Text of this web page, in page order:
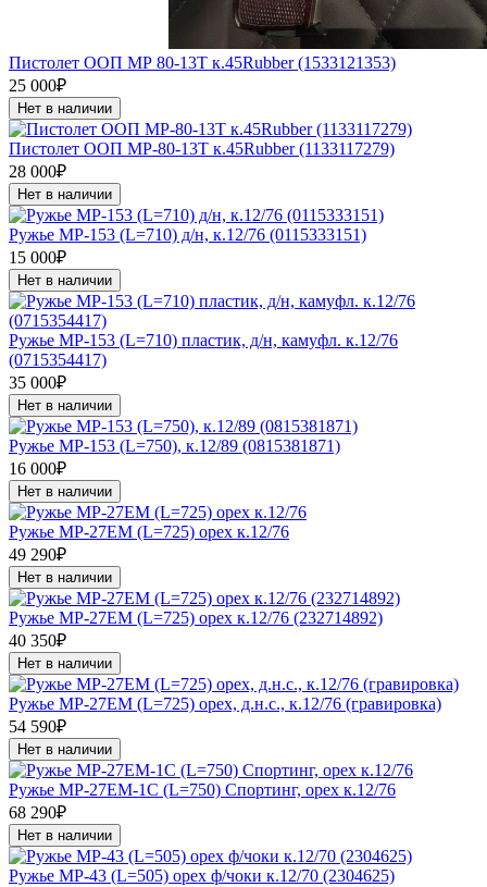
Пистолет ООП МР 80-13Т к.45Rubber (1533121353)
25 000₽
Нет в наличии
Пистолет ООП МР-80-13Т к.45Rubber (1133117279)
28 000₽
Нет в наличии
Ружье МР-153 (L=710) д/н, к.12/76 (0115333151)
15 000₽
Нет в наличии
Ружье МР-153 (L=710) пластик, д/н, камуфл. к.12/76
(0715354417)
35 000₽
Нет в наличии
Ружье МР-153 (L=750), к.12/89 (0815381871)
16 000₽
Нет в наличии
Ружье МР-27ЕМ (L=725) орех к.12/76
49 290₽
Нет в наличии
Ружье МР-27ЕМ (L=725) орех к.12/76 (232714892)
40 350₽
Нет в наличии
Ружье МР-27ЕМ (L=725) орех, д.н.с., к.12/76 (гравировка)
54 590₽
Нет в наличии
Ружье МР-27ЕМ-1С (L=750) Спортинг, орех к.12/76
68 290₽
Нет в наличии
Ружье МР-43 (L=505) орех ф/чоки к.12/70 (2304625)